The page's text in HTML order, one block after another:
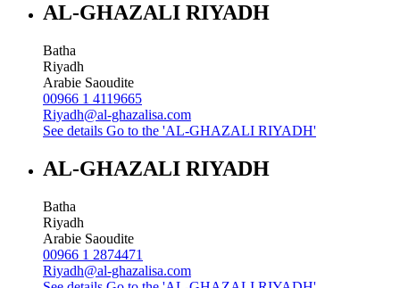
AL-GHAZALI RIYADH
Batha
Riyadh
Arabie Saoudite
00966 1 4119665
Riyadh@al-ghazalisa.com
See details Go to the 'AL-GHAZALI RIYADH'
AL-GHAZALI RIYADH
Batha
Riyadh
Arabie Saoudite
00966 1 2874471
Riyadh@al-ghazalisa.com